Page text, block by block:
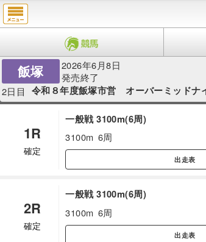
飯塚
2026年6月8日
発売終了
2日目
令和８年度飯塚市営 オーバーミッド
1R
確定
一般戦 3100m(6周)
3100m 6周
出走表
2R
確定
一般戦 3100m(6周)
3100m 6周
出走表